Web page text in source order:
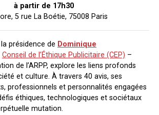
à partir de 17h30
5 rue La Boétie, 75008 Paris
présidence de Dominique
Conseil de l’Éthique Publicitaire (CEP) –
de l’ARPP, explore les liens profonds
et culture. À travers 40 avis, ses
professionnels et personnalités engagées
éthiques, technologiques et sociétaux
mutation.